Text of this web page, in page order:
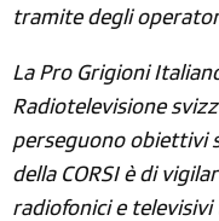
tramite degli
La Pro Grigioni
Radiotelevisione
perseguono obiettivi
della CORSI è di
radiofonici e